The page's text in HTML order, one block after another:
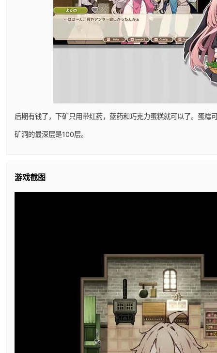
后期有钱了，下矿只用带红药，蓝药和巧克力蛋糕就可以了。蛋糕
矿洞的最深层是100层。
游戏截图